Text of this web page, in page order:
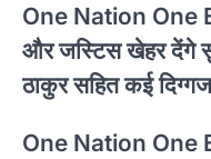
One Nation One
और जस्टिस खेहर देंगे
ठाकुर सहित कई
One Nation One